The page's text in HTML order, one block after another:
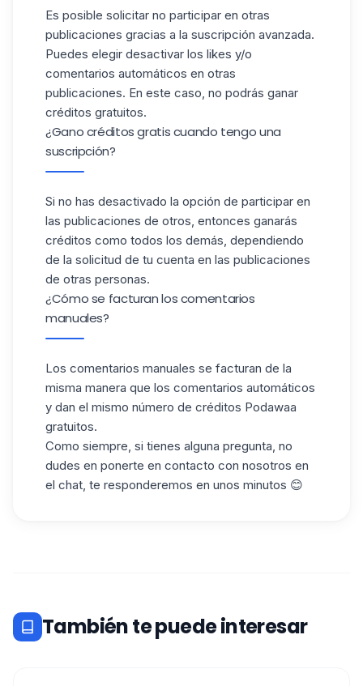
Es posible solicitar no participar en otras
publicaciones gracias a la suscripción avanzada.
Puedes elegir desactivar los likes y/o
comentarios automáticos en otras
publicaciones. En este caso, no podrás ganar
créditos gratuitos.
¿Gano créditos gratis cuando tengo una
suscripción?
Si no has desactivado la opción de participar en
las publicaciones de otros, entonces ganarás
créditos como todos los demás, dependiendo
de la solicitud de tu cuenta en las publicaciones
de otras personas.
¿Cómo se facturan los comentarios
manuales?
Los comentarios manuales se facturan de la
misma manera que los comentarios automáticos
y dan el mismo número de créditos Podawaa
gratuitos.
Como siempre, si tienes alguna pregunta, no
dudes en ponerte en contacto con nosotros en
el chat, te responderemos en unos minutos 😊
También te puede interesar